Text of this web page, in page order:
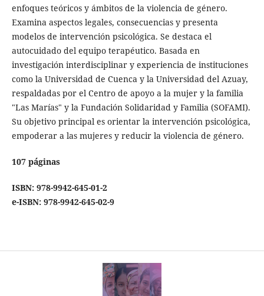
enfoques teóricos y ámbitos de la violencia de género.
Examina aspectos legales, consecuencias y presenta
modelos de intervención psicológica. Se destaca el
autocuidado del equipo terapéutico. Basada en
investigación interdisciplinar y experiencia de instituciones
como la Universidad de Cuenca y la Universidad del Azuay,
respaldadas por el Centro de apoyo a la mujer y la familia
"Las Marías" y la Fundación Solidaridad y Familia (SOFAMI).
Su objetivo principal es orientar la intervención psicológica,
empoderar a las mujeres y reducir la violencia de género.
107 páginas
ISBN: 978-9942-645-01-2
e-ISBN: 978-9942-645-02-9